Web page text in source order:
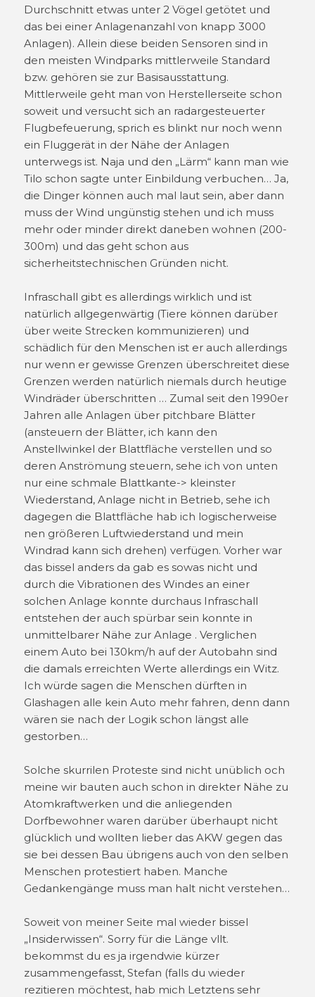
Durchschnitt etwas unter 2 Vögel getötet und
das bei einer Anlagenanzahl von knapp 3000
Anlagen). Allein diese beiden Sensoren sind in
den meisten Windparks mittlerweile Standard
bzw. gehören sie zur Basisausstattung.
Mittlerweile geht man von Herstellerseite schon
soweit und versucht sich an radargesteuerter
Flugbefeuerung, sprich es blinkt nur noch wenn
ein Fluggerät in der Nähe der Anlagen
unterwegs ist. Naja und den „Lärm“ kann man wie
Tilo schon sagte unter Einbildung verbuchen… Ja,
die Dinger können auch mal laut sein, aber dann
muss der Wind ungünstig stehen und ich muss
mehr oder minder direkt daneben wohnen (200-
300m) und das geht schon aus
sicherheitstechnischen Gründen nicht.
Infraschall gibt es allerdings wirklich und ist
natürlich allgegenwärtig (Tiere können darüber
über weite Strecken kommunizieren) und
schädlich für den Menschen ist er auch allerdings
nur wenn er gewisse Grenzen überschreitet diese
Grenzen werden natürlich niemals durch heutige
Windräder überschritten … Zumal seit den 1990er
Jahren alle Anlagen über pitchbare Blätter
(ansteuern der Blätter, ich kann den
Anstellwinkel der Blattfläche verstellen und so
deren Anströmung steuern, sehe ich von unten
nur eine schmale Blattkante-> kleinster
Wiederstand, Anlage nicht in Betrieb, sehe ich
dagegen die Blattfläche hab ich logischerweise
nen größeren Luftwiederstand und mein
Windrad kann sich drehen) verfügen. Vorher war
das bissel anders da gab es sowas nicht und
durch die Vibrationen des Windes an einer
solchen Anlage konnte durchaus Infraschall
entstehen der auch spürbar sein konnte in
unmittelbarer Nähe zur Anlage . Verglichen
einem Auto bei 130km/h auf der Autobahn sind
die damals erreichten Werte allerdings ein Witz.
Ich würde sagen die Menschen dürften in
Glashagen alle kein Auto mehr fahren, denn dann
wären sie nach der Logik schon längst alle
gestorben…
Solche skurrilen Proteste sind nicht unüblich och
meine wir bauten auch schon in direkter Nähe zu
Atomkraftwerken und die anliegenden
Dorfbewohner waren darüber überhaupt nicht
glücklich und wollten lieber das AKW gegen das
sie bei dessen Bau übrigens auch von den selben
Menschen protestiert haben. Manche
Gedankengänge muss man halt nicht verstehen…
Soweit von meiner Seite mal wieder bissel
„Insiderwissen“. Sorry für die Länge vllt.
bekommst du es ja irgendwie kürzer
zusammengefasst, Stefan (falls du wieder
rezitieren möchtest, hab mich Letztens sehr